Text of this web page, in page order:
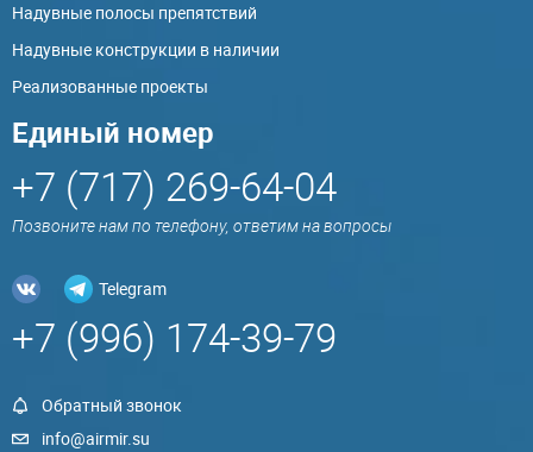
Надувные полосы препятствий
Надувные конструкции в наличии
Реализованные проекты
Единый номер
+7 (717) 269-64-04
Позвоните нам по телефону, ответим на вопросы
Telegram
+7 (996) 174-39-79
Обратный звонок
info@airmir.su